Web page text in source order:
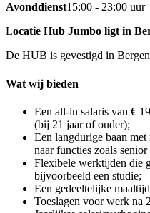
Avonddienst15:00 - 23:00 uur
Locatie Hub Jumbo ligt in
De HUB is gevestigd in
Wat wij bieden
Een all-in salaris van €
(bij 21 jaar of ouder);
Een langdurige baan
naar functies zoals
Flexibele werktijden die
bijvoorbeeld een studie;
Een gedeeltelijke
Toeslagen voor werk na